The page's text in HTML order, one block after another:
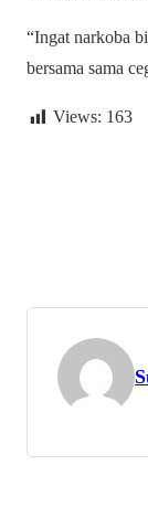
“Ingat narkoba
bersama sama
Views: 163